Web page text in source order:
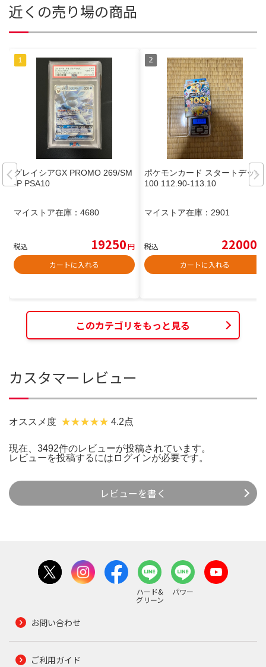
近くの売り場の商品
グレイシアGX PROMO 269/SM
-P PSA10
マイストア在庫： 4680
税込 19250円
カートに入れる
ポケモンカード スタートデッキ
100 112.90-113.10
マイストア在庫： 2901
税込 22000
カートに入れる
このカテゴリをもっと見る
カスタマーレビュー
オススメ度 4.2点
現在、3492件のレビューが投稿されています。
レビューを投稿するには ログインが必要です。
レビューを書く
ハード&
グリーン
パワー
お問い合わせ
ご利用ガイド